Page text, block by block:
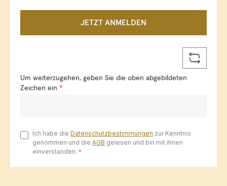
JETZT ANMELDEN
Um weiterzugehen, geben Sie die oben abgebildeten
Zeichen ein *
Ich habe die Datenschutzbestimmungen zur Kenntnis
genommen und die AGB gelesen und bin mit ihnen
einverstanden. *